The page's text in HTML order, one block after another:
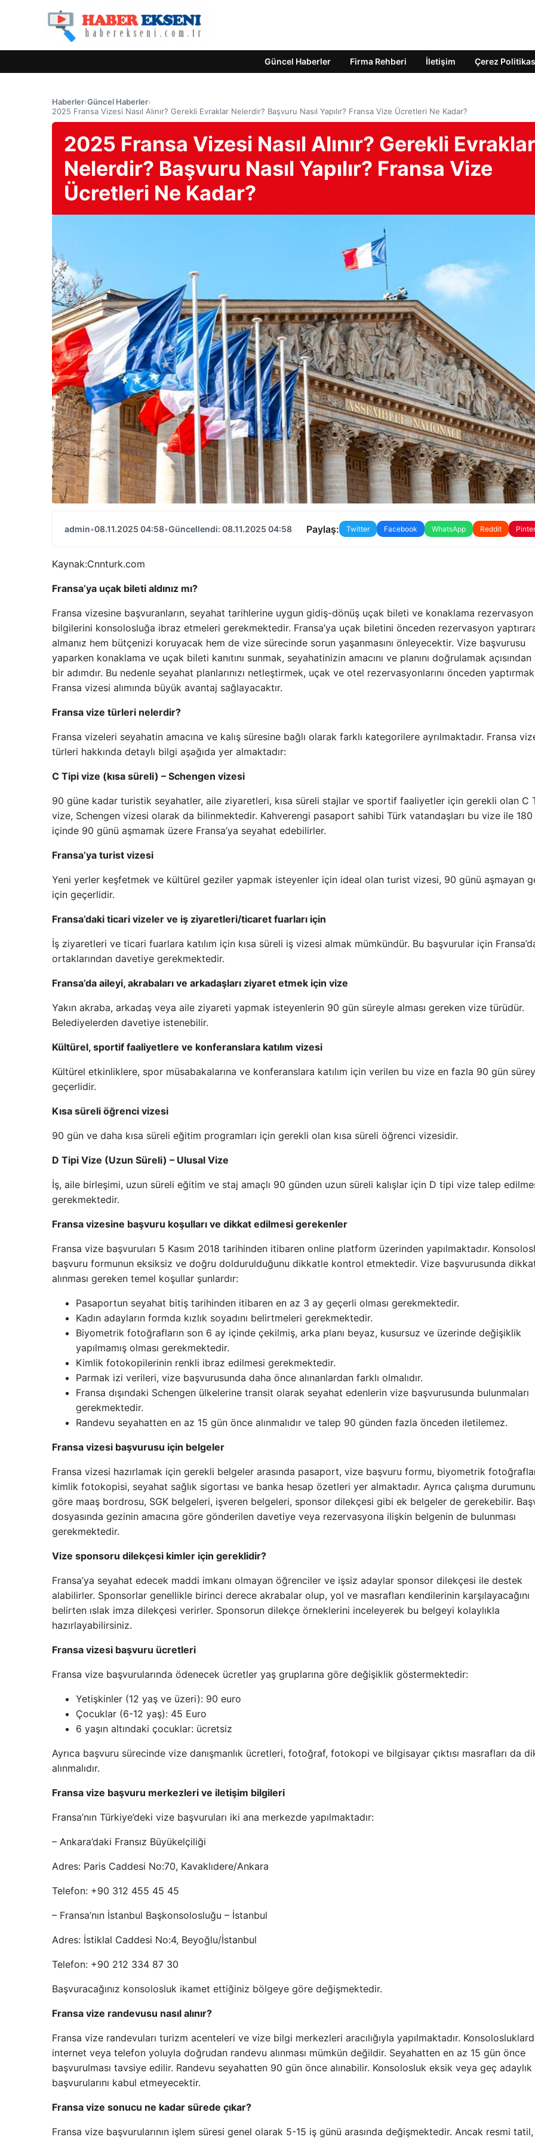
Güncel Haberler Firma Rehberi İletişim Çerez
Haberler›Güncel Haberler›
2025 Fransa Vizesi Nasıl Alınır? Gerekli Evraklar Nelerdir? Başvuru Nasıl Yapılır? Fransa Vize Ücretleri Ne Kadar?
2025 Fransa Vizesi Nasıl Alınır? Gerekli Evraklar
Nelerdir? Başvuru Nasıl Yapılır? Fransa Vize
Ücretleri Ne Kadar?
admin•08.11.2025 04:58•Güncellendi: 08.11.2025 04:58 Paylaş: Twitter Facebook WhatsApp Reddit
Kaynak:Cnnturk.com
Fransa’ya uçak bileti aldınız mı?
Fransa vizesine başvuranların, seyahat tarihlerine uygun gidiş-dönüş uçak bileti ve konaklama rezervasyon
bilgilerini konsolosluğa ibraz etmeleri gerekmektedir. Fransa’ya uçak biletini önceden rezervasyon
almanız hem bütçenizi koruyacak hem de vize sürecinde sorun yaşanmasını önleyecektir. Vize başvurusu
yaparken konaklama ve uçak bileti kanıtını sunmak, seyahatinizin amacını ve planını doğrulamak
bir adımdır. Bu nedenle seyahat planlarınızı netleştirmek, uçak ve otel rezervasyonlarını önceden yaptırmak
Fransa vizesi alımında büyük avantaj sağlayacaktır.
Fransa vize türleri nelerdir?
Fransa vizeleri seyahatin amacına ve kalış süresine bağlı olarak farklı kategorilere ayrılmaktadır. Fransa
türleri hakkında detaylı bilgi aşağıda yer almaktadır:
C Tipi vize (kısa süreli) – Schengen vizesi
90 güne kadar turistik seyahatler, aile ziyaretleri, kısa süreli stajlar ve sportif faaliyetler için gerekli olan C
vize, Schengen vizesi olarak da bilinmektedir. Kahverengi pasaport sahibi Türk vatandaşları bu vize ile 180
içinde 90 günü aşmamak üzere Fransa’ya seyahat edebilirler.
Fransa’ya turist vizesi
Yeni yerler keşfetmek ve kültürel geziler yapmak isteyenler için ideal olan turist vizesi, 90 günü aşmayan
için geçerlidir.
Fransa’daki ticari vizeler ve iş ziyaretleri/ticaret fuarları için
İş ziyaretleri ve ticari fuarlara katılım için kısa süreli iş vizesi almak mümkündür. Bu başvurular için
ortaklarından davetiye gerekmektedir.
Fransa’da aileyi, akrabaları ve arkadaşları ziyaret etmek için vize
Yakın akraba, arkadaş veya aile ziyareti yapmak isteyenlerin 90 gün süreyle alması gereken vize türüdür.
Belediyelerden davetiye istenebilir.
Kültürel, sportif faaliyetlere ve konferanslara katılım vizesi
Kültürel etkinliklere, spor müsabakalarına ve konferanslara katılım için verilen bu vize en fazla 90 gün
geçerlidir.
Kısa süreli öğrenci vizesi
90 gün ve daha kısa süreli eğitim programları için gerekli olan kısa süreli öğrenci vizesidir.
D Tipi Vize (Uzun Süreli) – Ulusal Vize
İş, aile birleşimi, uzun süreli eğitim ve staj amaçlı 90 günden uzun süreli kalışlar için D tipi vize talep
gerekmektedir.
Fransa vizesine başvuru koşulları ve dikkat edilmesi gerekenler
Fransa vize başvuruları 5 Kasım 2018 tarihinden itibaren online platform üzerinden yapılmaktadır.
başvuru formunun eksiksiz ve doğru doldurulduğunu dikkatle kontrol etmektedir. Vize başvurusunda
alınması gereken temel koşullar şunlardır:
Pasaportun seyahat bitiş tarihinden itibaren en az 3 ay geçerli olması gerekmektedir.
Kadın adayların formda kızlık soyadını belirtmeleri gerekmektedir.
Biyometrik fotoğrafların son 6 ay içinde çekilmiş, arka planı beyaz, kusursuz ve üzerinde değişiklik
yapılmamış olması gerekmektedir.
Kimlik fotokopilerinin renkli ibraz edilmesi gerekmektedir.
Parmak izi verileri, vize başvurusunda daha önce alınanlardan farklı olmalıdır.
Fransa dışındaki Schengen ülkelerine transit olarak seyahat edenlerin vize başvurusunda bulunmaları
gerekmektedir.
Randevu seyahatten en az 15 gün önce alınmalıdır ve talep 90 günden fazla önceden iletilemez.
Fransa vizesi başvurusu için belgeler
Fransa vizesi hazırlamak için gerekli belgeler arasında pasaport, vize başvuru formu, biyometrik
kimlik fotokopisi, seyahat sağlık sigortası ve banka hesap özetleri yer almaktadır. Ayrıca çalışma
göre maaş bordrosu, SGK belgeleri, işveren belgeleri, sponsor dilekçesi gibi ek belgeler de gerekebilir.
dosyasında gezinin amacına göre gönderilen davetiye veya rezervasyona ilişkin belgenin de bulunması
gerekmektedir.
Vize sponsoru dilekçesi kimler için gereklidir?
Fransa’ya seyahat edecek maddi imkanı olmayan öğrenciler ve işsiz adaylar sponsor dilekçesi ile destek
alabilirler. Sponsorlar genellikle birinci derece akrabalar olup, yol ve masrafları kendilerinin karşılayacağını
belirten ıslak imza dilekçesi verirler. Sponsorun dilekçe örneklerini inceleyerek bu belgeyi kolaylıkla
hazırlayabilirsiniz.
Fransa vizesi başvuru ücretleri
Fransa vize başvurularında ödenecek ücretler yaş gruplarına göre değişiklik göstermektedir:
Yetişkinler (12 yaş ve üzeri): 90 euro
Çocuklar (6-12 yaş): 45 Euro
6 yaşın altındaki çocuklar: ücretsiz
Ayrıca başvuru sürecinde vize danışmanlık ücretleri, fotoğraf, fotokopi ve bilgisayar çıktısı masrafları da
alınmalıdır.
Fransa vize başvuru merkezleri ve iletişim bilgileri
Fransa’nın Türkiye’deki vize başvuruları iki ana merkezde yapılmaktadır:
– Ankara’daki Fransız Büyükelçiliği
Adres: Paris Caddesi No:70, Kavaklıdere/Ankara
Telefon: +90 312 455 45 45
– Fransa’nın İstanbul Başkonsolosluğu – İstanbul
Adres: İstiklal Caddesi No:4, Beyoğlu/İstanbul
Telefon: +90 212 334 87 30
Başvuracağınız konsolosluk ikamet ettiğiniz bölgeye göre değişmektedir.
Fransa vize randevusu nasıl alınır?
Fransa vize randevuları turizm acenteleri ve vize bilgi merkezleri aracılığıyla yapılmaktadır.
internet veya telefon yoluyla doğrudan randevu alınması mümkün değildir. Seyahatten en az 15 gün önce
başvurulması tavsiye edilir. Randevu seyahatten 90 gün önce alınabilir. Konsolosluk eksik veya geç adaylık
başvurularını kabul etmeyecektir.
Fransa vize sonucu ne kadar sürede çıkar?
Fransa vize başvurularının işlem süresi genel olarak 5-15 iş günü arasında değişmektedir. Ancak resmi